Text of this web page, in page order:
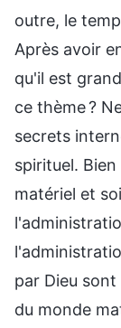
outre, le
Après avoir
qu'il est
ce thème ?
secrets
spirituel.
matériel et
par Dieu
du monde